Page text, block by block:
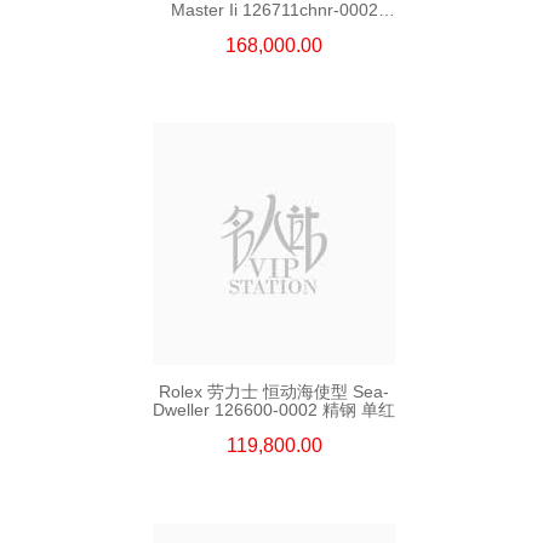
Master Ii 126711chnr-0002
168,000.00
Rolex 劳力士 恒动海使型 Sea-
Dweller 126600-0002 精钢 单红
119,800.00